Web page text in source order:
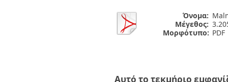
Όνομα:
Μέγεθος:
Μορφότυπο: PDF
Αυτό το τεκμήριο